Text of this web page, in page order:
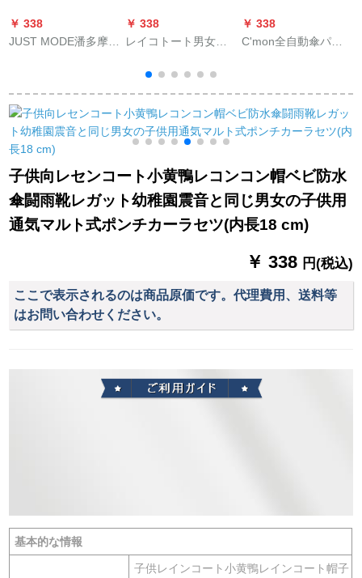
￥ 338
JUST MODE潘多摩箱
防水パラソル軽さ折
りたたみたみ傘マサ
ラ
￥ 338
レイコトート男女分
ーンティーンXL
￥ 338
C'mon全自動傘パラ
傘折りたたみたみ晴
雨兼用傘女性紫外線
防止月夜ブイル外ゴ
子供向レセンコート小黄鴨レコンコン帽ベビ防水
傘闘雨靴レガット幼稚園震音と同じ男女の子供用
通気マルト式ポンチカーラセツ(内長18 cm)
￥ 338 円(税込)
ここで表示されるのは商品原価です。代理費用、送料等
はお問い合わせください。
基本的な情報
子供レインコート小黄鴨レインコート帽子